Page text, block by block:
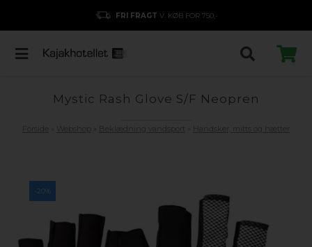
FRI FRAGT V. KØB FOR 750,-
Mystic Rash Glove S/F Neopren
-20%